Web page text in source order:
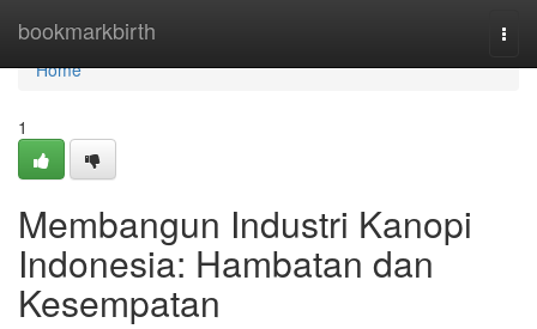
bookmarkbirth
Home
Home
1
Membangun Industri Kanopi
Indonesia: Hambatan dan
Kesempatan